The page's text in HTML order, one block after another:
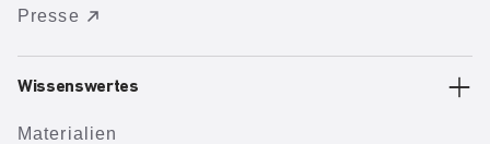
Presse
Wissenswertes
Materialien